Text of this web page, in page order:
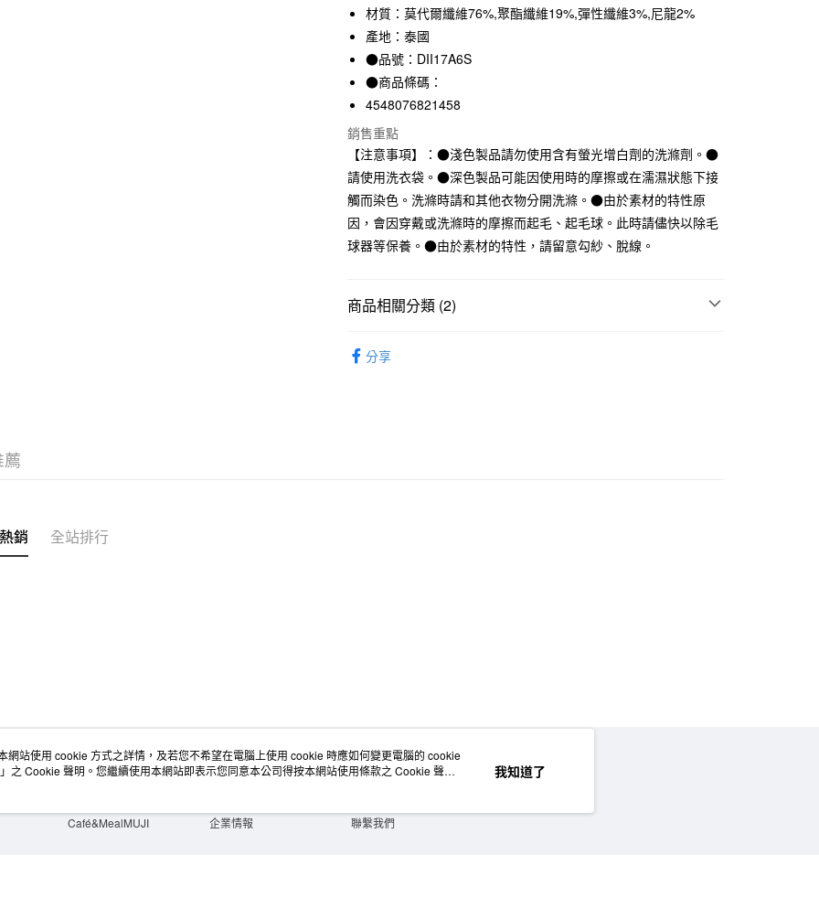
3 期 0 利率 每期
合作金庫商業銀行
華南商業銀行
上海商業儲蓄銀行
臺灣中小企業銀行
匯豐（台灣）商業銀行
華泰商業銀行
聯邦商業銀行
遠東國際商業銀行
元大商業銀行
永豐商業銀行
台新國際商業銀行
中國信託商業銀行
台灣樂天信用卡公司
超商取貨付款
LINE Pay
Apple Pay
街口支付
悠遊付
運送方式
每筆NT$65，滿NT$1,000(含以上)免運費
付款後全家取貨
材質：莫代爾纖維76%,聚酯纖維19%,彈性纖維3%,尼龍2%
產地：泰國
●品號：DII17A6S
●商品條碼：
4548076821458
銷售重點
【注意事項】：●淺色製品請勿使用含有螢光增白劑的洗滌劑。●
請使用洗衣袋。●深色製品可能因使用時的摩擦或在濡濕狀態下接
觸而染色。洗滌時請和其他衣物分開洗滌。●由於素材的特性原
因，會因穿戴或洗滌時的摩擦而起毛、起毛球。此時請儘快以除毛
球器等保養。●由於素材的特性，請留意勾紗、脫線。
商品相關分類 (2)
分享
銷 全站排行
店舖情報
門市服務
Café&MealMUJI
空間改造企劃服務
大宗採購
企業情報
會員服務
人才招募
聯繫我們
網站使用 cookie 方式之詳情，及若您不希望在電腦上使用 cookie 時應如何變更電腦的 cookie
」之 Cookie 聲明。您繼續使用本網站即表示您同意本公司得按本網站使用條款之 Cookie 聲明
我知道了